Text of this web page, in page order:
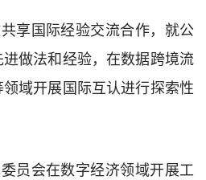
享国际经验交流合作，就公
做法和经验，在数据跨境流
域开展国际互认进行探索性
员会在数字经济领域开展工